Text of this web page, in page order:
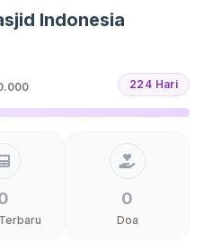
Indonesia
224 Hari
0
Doa